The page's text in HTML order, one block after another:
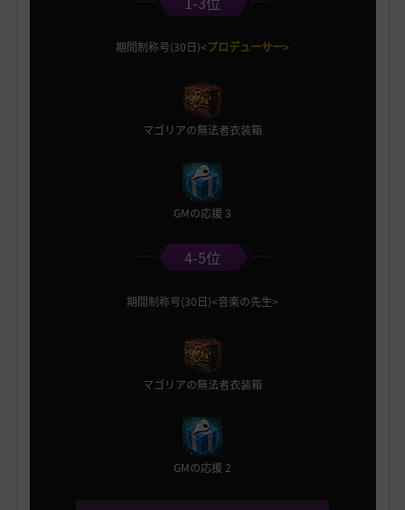
期間制称号(30日)<プロデューサー>
マゴリアの無法者衣装箱
GMの応援 3
4-5位
期間制称号(30日)<音楽の先生>
マゴリアの無法者衣装箱
GMの応援 2